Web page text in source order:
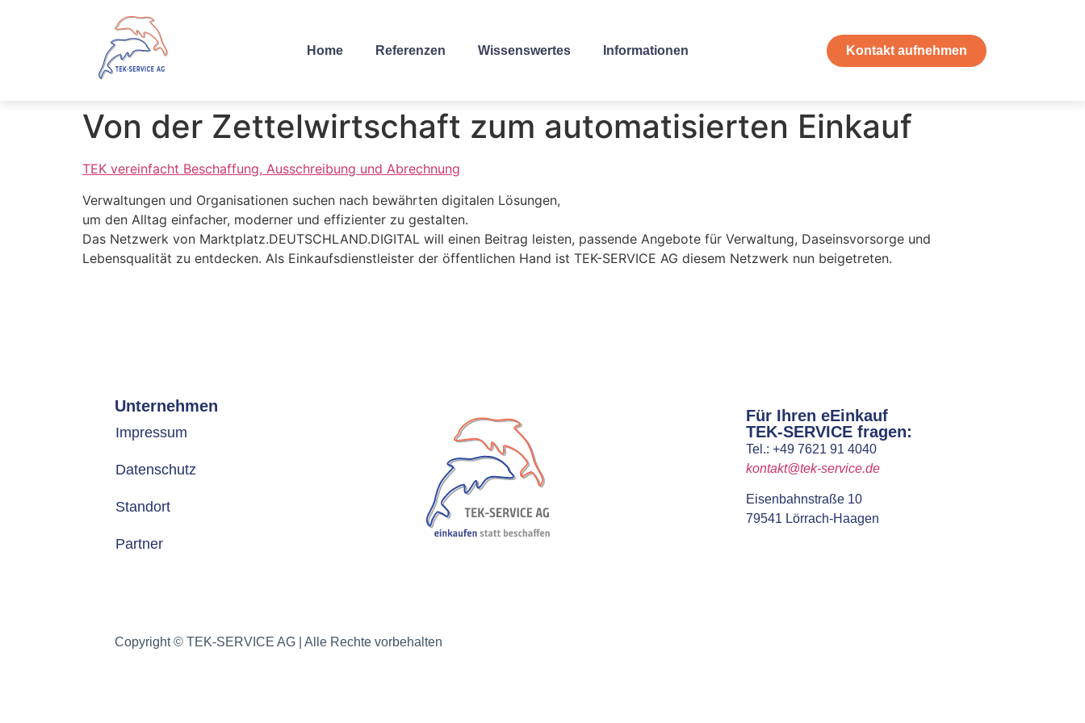
Home Referenzen Wissenswertes Informationen Kontakt aufnehmen
Von der Zettelwirtschaft zum automatisierten Einkauf
TEK vereinfacht Beschaffung, Ausschreibung und Abrechnung
Verwaltungen und Organisationen suchen nach bewährten digitalen Lösungen,
um den Alltag einfacher, moderner und effizienter zu gestalten.
Das Netzwerk von Marktplatz.DEUTSCHLAND.DIGITAL will einen Beitrag leisten, passende Angebote für Verwaltung, Daseinsvorsorge und
Lebensqualität zu entdecken. Als Einkaufsdienstleister der öffentlichen Hand ist TEK-SERVICE AG diesem Netzwerk nun beigetreten.
Unternehmen
Impressum
Datenschutz
Standort
Partner
Für Ihren eEinkauf
TEK-SERVICE fragen:
Tel.: +49 7621 91 4040
kontakt@tek-service.de
Eisenbahnstraße 10
79541 Lörrach-Haagen
Copyright © TEK-SERVICE AG | Alle Rechte vorbehalten